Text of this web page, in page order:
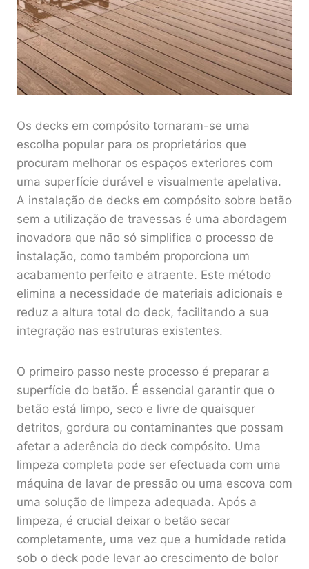
Os decks em compósito tornaram-se uma
escolha popular para os proprietários que
procuram melhorar os espaços exteriores com
uma superfície durável e visualmente apelativa.
A instalação de decks em compósito sobre betão
sem a utilização de travessas é uma abordagem
inovadora que não só simplifica o processo de
instalação, como também proporciona um
acabamento perfeito e atraente. Este método
elimina a necessidade de materiais adicionais e
reduz a altura total do deck, facilitando a sua
integração nas estruturas existentes.
O primeiro passo neste processo é preparar a
superfície do betão. É essencial garantir que o
betão está limpo, seco e livre de quaisquer
detritos, gordura ou contaminantes que possam
afetar a aderência do deck compósito. Uma
limpeza completa pode ser efectuada com uma
máquina de lavar de pressão ou uma escova com
uma solução de limpeza adequada. Após a
limpeza, é crucial deixar o betão secar
completamente, uma vez que a humidade retida
sob o deck pode levar ao crescimento de bolor